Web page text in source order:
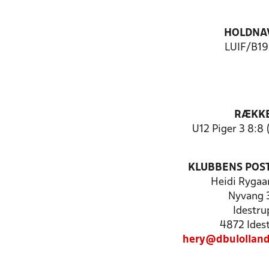
LUIF/
U12 Piger 3 8:8
KLUBBENS
Heidi
Nyvang
4872